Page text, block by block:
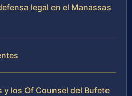
legal en el Manassas
y los Of Counsel del Bufete